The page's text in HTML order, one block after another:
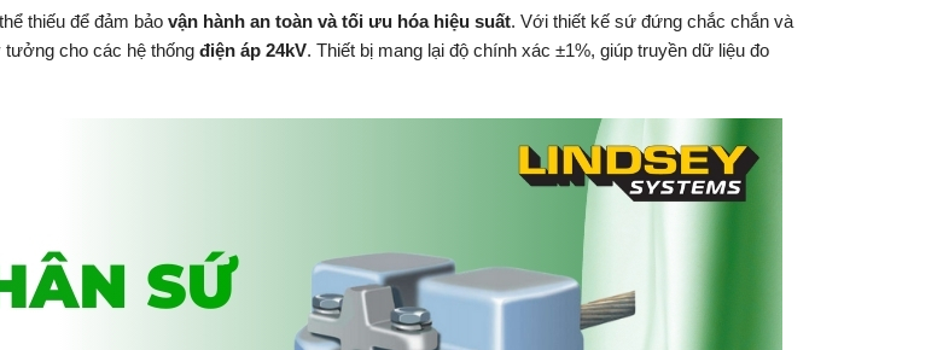
thiếu để đảm bảo vận hành an toàn và tối ưu hóa hiệu suất. Với thiết kế sứ đứng chắc chắn và
tưởng cho các hệ thống điện áp 24kV. Thiết bị mang lại độ chính xác ±1%, giúp truyền dữ liệu đo